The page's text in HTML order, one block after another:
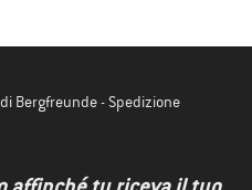
Bergfreunde - Spedizione